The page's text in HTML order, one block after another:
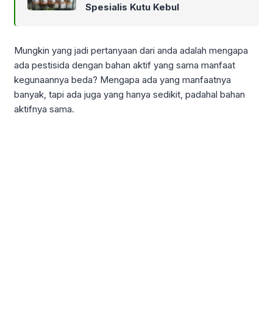
Spesialis Kutu Kebul
Mungkin yang jadi pertanyaan dari anda adalah mengapa
ada pestisida dengan bahan aktif yang sama manfaat
kegunaannya beda? Mengapa ada yang manfaatnya
banyak, tapi ada juga yang hanya sedikit, padahal bahan
aktifnya sama.